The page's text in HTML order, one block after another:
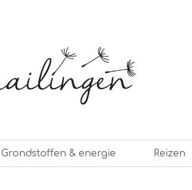
Grondstoffen & energie Reizen